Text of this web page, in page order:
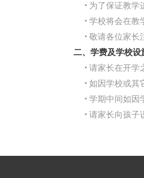
• 为了保证教学
• 学校将会在教
• 敬请各位家长
二、学费及学校设
• 请家长在开学
• 如因学校或其
• 学期中间如因
• 请家长向孩子